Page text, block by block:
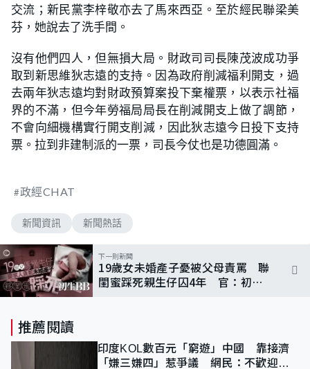
交流；新民黨李梓敬亦去了馬來西亞。至於經民聯梁美
芬，她說去了洗手間。
沒有他們四人，但無損大局。財政司司長陳茂波成功爭
取到新思維狄志遠的支持。因為政府削減福利開支，過
去兩年狄志遠均對財政預算案投下棄權票，以表示社福
界的不滿，但今年勞福局局長在削減開支上做了調節，
不會向細機構實行開支削減，因此狄志遠今日投下支持
票。拉到非建制派的一票，司長今仗也是功德圓滿。
政經CHAT
新聞資訊 新聞熱話
下一則新聞
19歲女未婚產子憂被父母責罵 聯
閨蜜踩死親生仔囚4年 官：初生
推薦閱讀
印度KOL數百元「窮遊」中國 靠接濟
「嫌三嫌四」惹爭議 網民：不歡迎劣